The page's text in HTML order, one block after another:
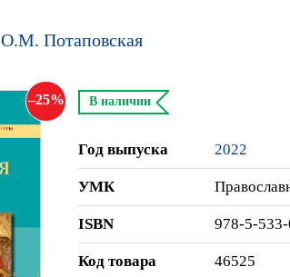
О.М. Потаповская
25 В наличии
Год выпуска 2022
УМК
ISBN 978-5-
Код товара 46525